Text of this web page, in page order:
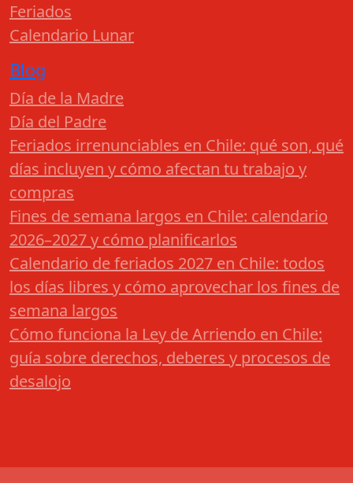
Feriados
Calendario Lunar
Blog
Día de la Madre
Día del Padre
Feriados irrenunciables en Chile: qué son, qué
días incluyen y cómo afectan tu trabajo y
compras
Fines de semana largos en Chile: calendario
2026–2027 y cómo planificarlos
Calendario de feriados 2027 en Chile: todos
los días libres y cómo aprovechar los fines de
semana largos
Cómo funciona la Ley de Arriendo en Chile:
guía sobre derechos, deberes y procesos de
desalojo